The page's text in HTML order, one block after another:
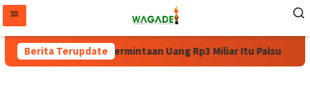
Berita Terupdate
Surat Permintaan Uang Rp3 Miliar Itu Palsu Pulang